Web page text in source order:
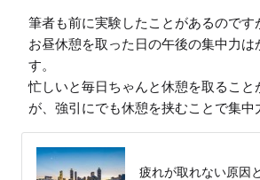
筆者も前に実験したことがあるのです
お昼休憩を取った日の午後の集中力
す。
忙しいと毎日ちゃんと休憩を取ること
疲れが取れない原因